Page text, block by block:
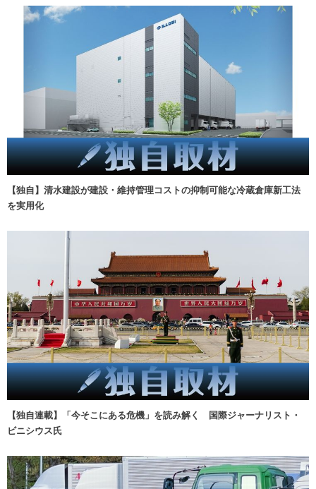
【独自】清水建設が建設・維持管理コストの抑制可能な冷蔵倉庫新工法
を実用化
【独自連載】「今そこにある危機」を読み解く 国際ジャーナリスト・
ビニシウス氏